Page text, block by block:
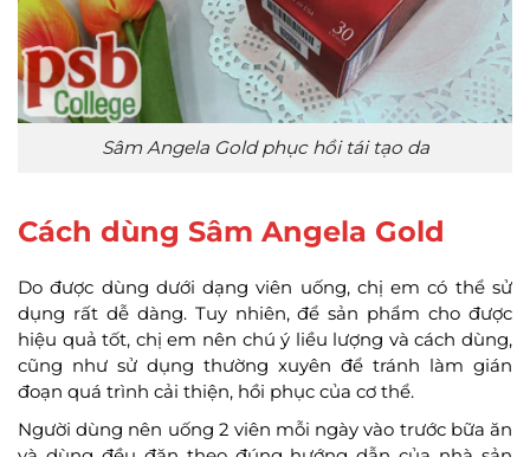
Sâm Angela Gold phục hồi tái tạo da
Cách dùng Sâm Angela Gold
Do được dùng dưới dạng viên uống, chị em có thể sử
dụng rất dễ dàng. Tuy nhiên, để sản phẩm cho được
hiệu quả tốt, chị em nên chú ý liều lượng và cách dùng,
cũng như sử dụng thường xuyên để tránh làm gián
đoạn quá trình cải thiện, hồi phục của cơ thể.
Người dùng nên uống 2 viên mỗi ngày vào trước bữa ăn